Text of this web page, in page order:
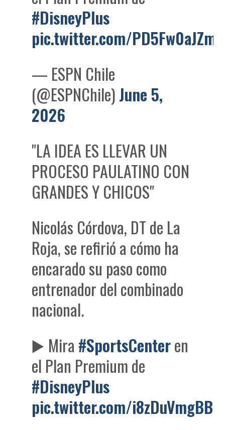
#DisneyPlus
pic.twitter.com/PD5Fw0aJZm
— ESPN Chile
(@ESPNChile)June 5,
2026
"LA IDEA ES LLEVAR UN
PROCESO PAULATINO CON
GRANDES Y CHICOS"
Nicolás Córdova, DT de La
Roja, se refirió a cómo ha
encarado su paso como
entrenador del combinado
nacional.
▶️ Mira#SportsCenteren
el Plan Premium de
#DisneyPlus
pic.twitter.com/i8zDuVmgBB